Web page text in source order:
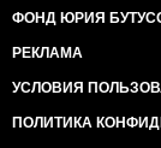
ФОНД ЮРИЯ
РЕКЛАМА
УСЛОВИЯ
ПОЛИТИКА